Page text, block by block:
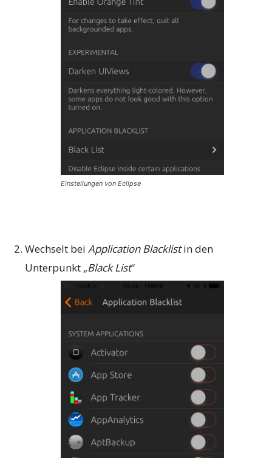
Einstellungen von Eclipse
Wechselt bei Application Blacklistin den
Unterpunkt „Black List“